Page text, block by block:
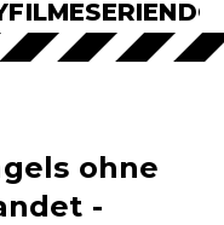
FILMESERIEN
ohne
-